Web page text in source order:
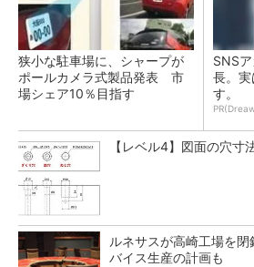
狭小な駐車場に、シャープが
ポールカメラ式製品発表 市
場シェア10％目指す
SNS
長。実
す。
【レベル4】図面の穴寸
ルネサスが高崎工場を
バイス生産の計画も